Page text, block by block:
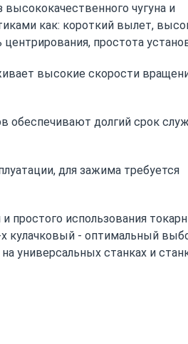
чугуна и
как: короткий вылет,
простота
высокие скорости
обеспечивают долгий срок
для зажима требуется
простого использования
кулачковый - оптимальный
универсальных станках и